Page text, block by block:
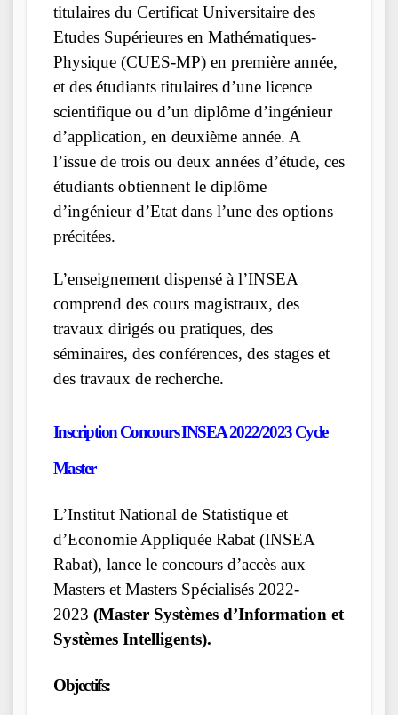
titulaires du Certificat Universitaire des
Etudes Supérieures en Mathématiques-
Physique (CUES-MP) en première année,
et des étudiants titulaires d’une licence
scientifique ou d’un diplôme d’ingénieur
d’application, en deuxième année. A
l’issue de trois ou deux années d’étude, ces
étudiants obtiennent le diplôme
d’ingénieur d’Etat dans l’une des options
précitées.
L’enseignement dispensé à l’INSEA
comprend des cours magistraux, des
travaux dirigés ou pratiques, des
séminaires, des conférences, des stages et
des travaux de recherche.
Inscription Concours INSEA 2022/2023 Cycle
Master
L’Institut National de Statistique et
d’Economie Appliquée Rabat (INSEA
Rabat), lance le concours d’accès aux
Masters et Masters Spécialisés 2022-
2023 (Master Systèmes d’Information et
Systèmes Intelligents).
Objectifs: